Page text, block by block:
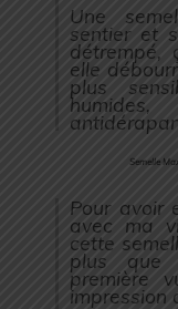
Une
sentier et
elle
plus
Semelle
Pour avoir
avec ma
cette
plus que
première
impression